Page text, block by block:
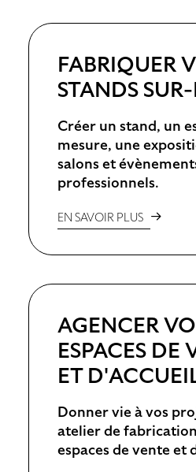
FABRIQUER
STANDS
Créer un stand, un
mesure, une
salons et
professionnels.
EN SAVOIR PLUS
AGENCER
ESPACES DE
ET
Donner vie à vos
atelier de
espaces de vente et